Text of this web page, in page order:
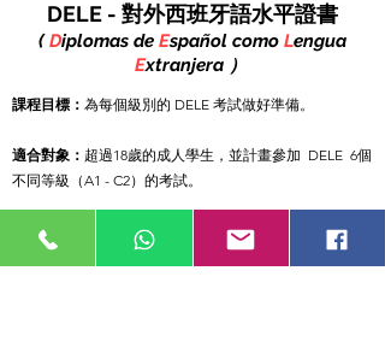
DELE - 對外西班牙語水平證書
(Diplomas de Español como Lengua
Extranjera ）
課程目標： 為每個級別的 DELE 考試做好準備。
適合對象： 超過18歲的成人學生，並計畫參加 DELE 6個
不同等級（A1 - C2）的考試。
課程描述：
DELE 考試共有六個等級，每個考試都對應於
歐洲現代語言教學大綱（CEFR）的相應等級（A1 -